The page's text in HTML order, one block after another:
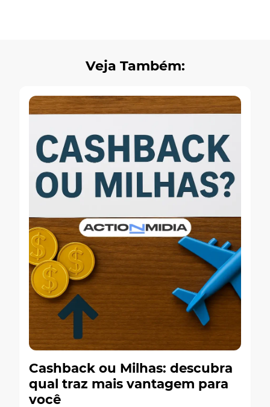
Veja Também:
Cashback ou Milhas: descubra
qual traz mais vantagem para
você